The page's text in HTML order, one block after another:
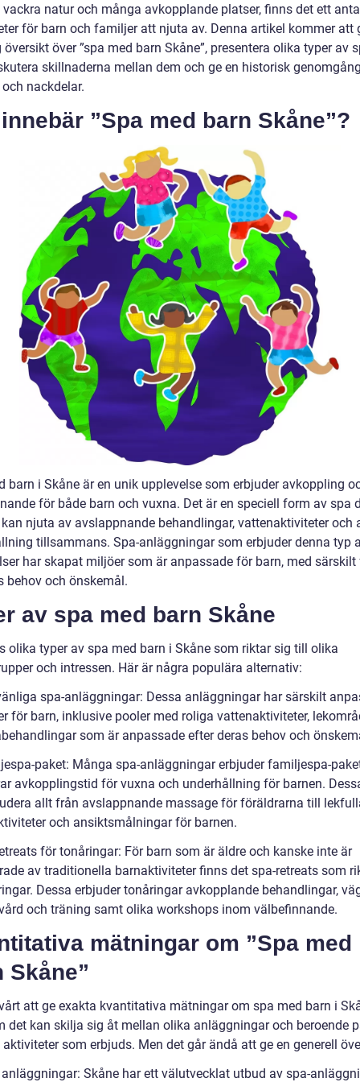
natur och många avkopplande platser, finns det ett
för barn och familjer att njuta av. Denna artikel kommer att
över ”spa med barn Skåne”, presentera olika typer av
skillnaderna mellan dem och ge en historisk
nackdelar.
”Spa med barn Skåne”?
barn i Skåne är en unik upplevelse som erbjuder avkoppling
för både barn och vuxna. Det är en speciell form av spa
njuta av avslappnande behandlingar, vattenaktiviteter och
tillsammans. Spa-anläggningar som erbjuder denna typ
har skapat miljöer som är anpassade för barn, med
behov och önskemål.
av spa med barn Skåne
olika typer av spa med barn i Skåne som riktar sig till olika
och intressen. Här är några populära alternativ:
spa-anläggningar: Dessa anläggningar har särskilt
för barn, inklusive pooler med roliga vattenaktiviteter,
som är anpassade efter deras behov och
paket: Många spa-anläggningar erbjuder familjespa-
avkopplingstid för vuxna och underhållning för barnen.
allt från avslappnande massage för föräldrarna till
och ansiktsmålningar för barnen.
för tonåringar: För barn som är äldre och kanske inte är
av traditionella barnaktiviteter finns det spa-retreats som
Dessa erbjuder tonåringar avkopplande behandlingar,
och träning samt olika workshops inom välbefinnande.
mätningar om ”Spa med
Skåne”
att ge exakta kvantitativa mätningar om spa med barn i
det kan skilja sig åt mellan olika anläggningar och beroende
aktiviteter som erbjuds. Men det går ändå att ge en generell
Skåne har ett välutvecklat utbud av spa-